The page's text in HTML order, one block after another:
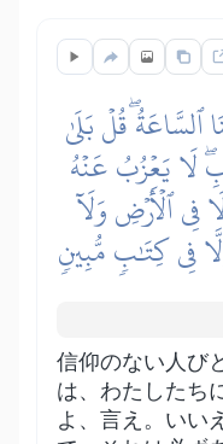
ٱلسَّاعَةُۖ قُلۡ بَلَىٰ
لَا يَعۡزُبُ عَنۡهُ
فِي ٱلۡأَرۡضِ وَلَآ
فِي كِتَٰبٖ مُّبِينٖ
信仰のない人び
は、わたしたち
よ、言え。いい